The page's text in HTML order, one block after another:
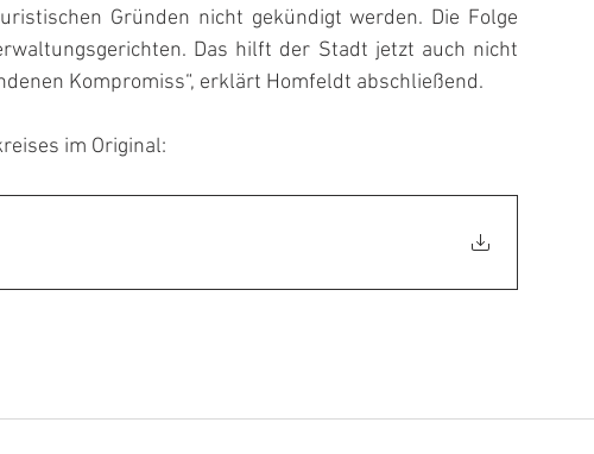
Gründen nicht gekündigt werden. Die Folge
Das hilft der Stadt jetzt auch nicht
Kompromiss“, erklärt Homfeldt abschließend.
im Original: